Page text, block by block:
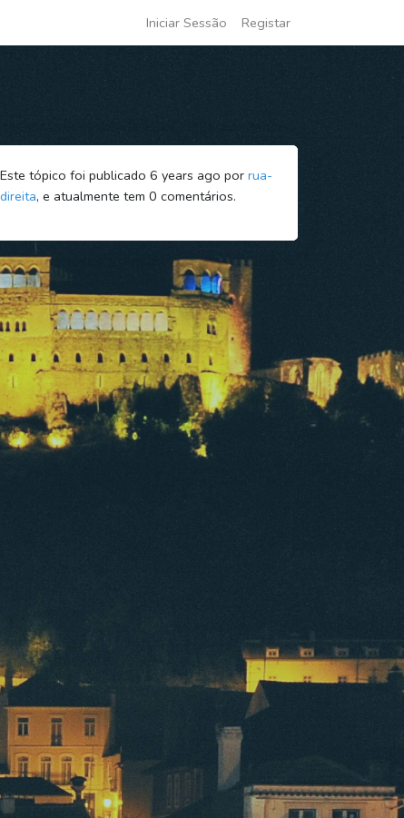
Iniciar Sessão Registar
Este tópico foi publicado 6 years ago por rua-
direita, e atualmente tem 0 comentários.